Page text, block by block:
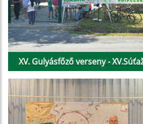
XV. Gulyásfőző verseny -